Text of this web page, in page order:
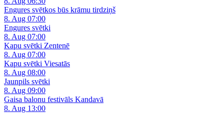
Engures svētkos būs krāmu tirdziņš
8. Aug 07:00
Engures svētki
8. Aug 07:00
Kapu svētki Zentenē
8. Aug 07:00
Kapu svētki Viesatās
8. Aug 08:00
Jaunpils svētki
8. Aug 09:00
Gaisa balonu festivāls Kandavā
8. Aug 13:00